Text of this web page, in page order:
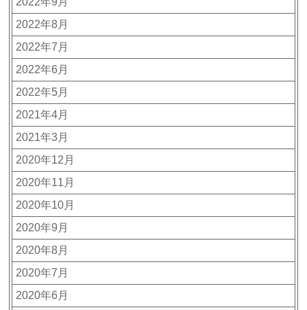
2022年8月
2022年7月
2022年6月
2022年5月
2021年4月
2021年3月
2020年12月
2020年11月
2020年10月
2020年9月
2020年8月
2020年7月
2020年6月